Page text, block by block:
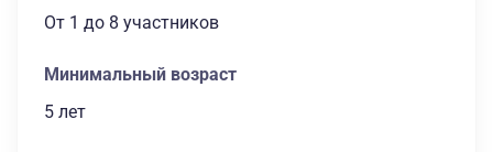
От 1 до 8 участников
Минимальный возраст
5 лет